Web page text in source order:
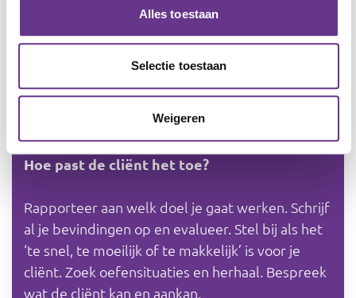
Alles toestaan
Selectie toestaan
Weigeren
Mensen met een verstandelijke beperking laten
je duidelijk merken of je aansluit op hun
Vraag altijd aan je cliënt:Wat vind je hiervan?
voordat je iets overslaat.
Hoe past de cliënt het toe?
Rapporteer aan welk doel je gaat werken. Schrijf
al je bevindingen op en evalueer. Stel bij als het
‘te snel, te moeilijk of te makkelijk’ is voor je
cliënt. Zoek oefensituaties en herhaal. Bespreek
wat de cliënt kan en aankan.